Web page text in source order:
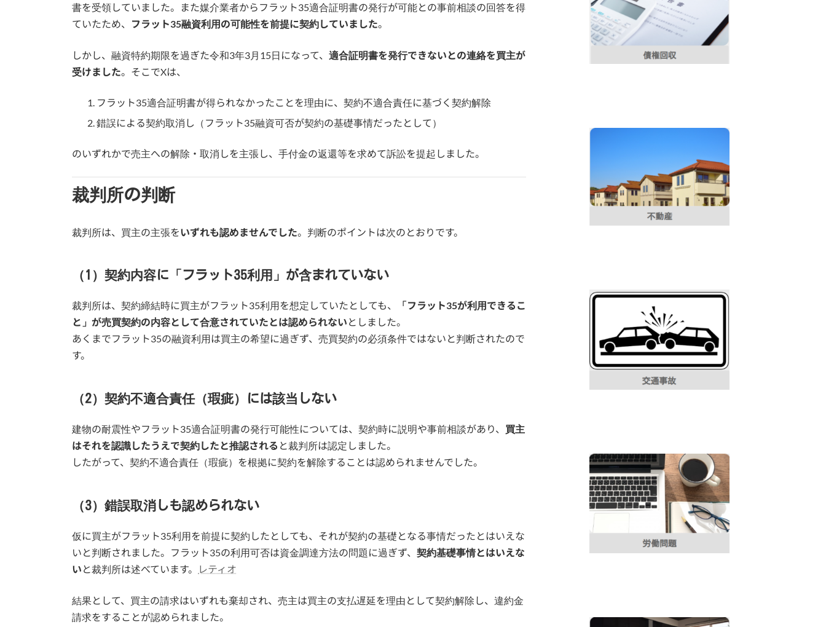
書を受領していました。また媒介業者からフラット35適合証明書の発行が可能との事前相談の回答を得
ていたため、
フラット35融資利用の可能性を前提に契約していました。
しかし、融資特約期限を過ぎた令和3年3月15日になって、 適合証明書を発行できないとの連絡を買主が
受けました。そこでXは、
フラット35適合証明書が得られなかったことを理由に、契約不適合責任に基づく契約解除
錯誤による契約取消し（フラット35融資可否が契約の基礎事情だったとして）
のいずれかで売主への解除・取消しを主張し、手付金の返還等を求めて訴訟を提起しました。
裁判所の判断
裁判所は、買主の主張をいずれも認めませんでした。判断のポイントは次のとおりです。
（1）契約内容に「フラット35利用」が含まれていない
裁判所は、契約締結時に買主がフラット35利用を想定していたとしても、
「フラット35が利用できるこ
と」が売買契約の内容として合意されていたとは認められない としました。
あくまでフラット35の融資利用は買主の希望に過ぎず、売買契約の必須条件ではないと判断されたので
す。
（2）契約不適合責任（瑕疵）には該当しない
建物の耐震性やフラット35適合証明書の発行可能性については、契約時に説明や事前相談があり、 買主
はそれを認識したうえで契約したと推認される と裁判所は認定しました。
したがって、契約不適合責任（瑕疵）を根拠に契約を解除することは認められませんでした。
（3）錯誤取消しも認められない
仮に買主がフラット35利用を前提に契約したとしても、それが契約の基礎となる事情だったとはいえな
いと判断されました。フラット35の利用可否は資金調達方法の問題に過ぎず、 契約基礎事情とはいえな
い と裁判所は述べています。 レティオ
結果として、買主の請求はいずれも棄却され、売主は買主の支払遅延を理由として契約解除し、違約金
請求をすることが認められました。